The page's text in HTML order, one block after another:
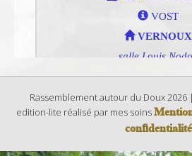
Rassemblement autour du Doux
edition-lite réalisé par mes soins
confidentialité